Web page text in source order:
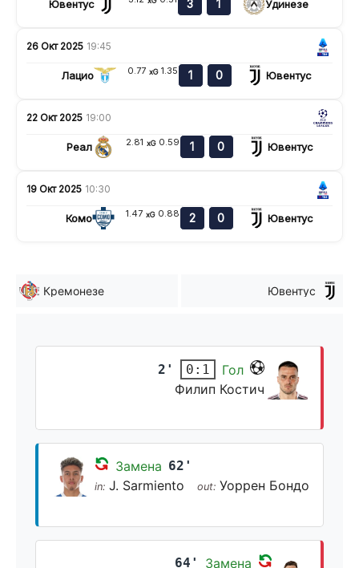
Ювентус 3 1 Удинезе
26 Окт 2025 19:45
Лацио 0.77 xG 1.35 1 0 Ювентус
22 Окт 2025 19:00
Реал 2.81 xG 0.59 1 0 Ювентус
19 Окт 2025 10:30
Комо 1.47 xG 0.88 2 0 Ювентус
Кремонезе Ювентус
2' 0:1
Гол
Филип Костич
Замена 62'
in: J. Sarmiento out: Уоррен Бондо
64' Замена